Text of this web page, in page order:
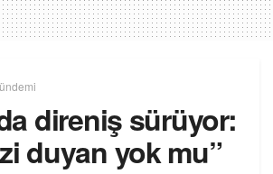
direniş sürüyor:
duyan yok mu”